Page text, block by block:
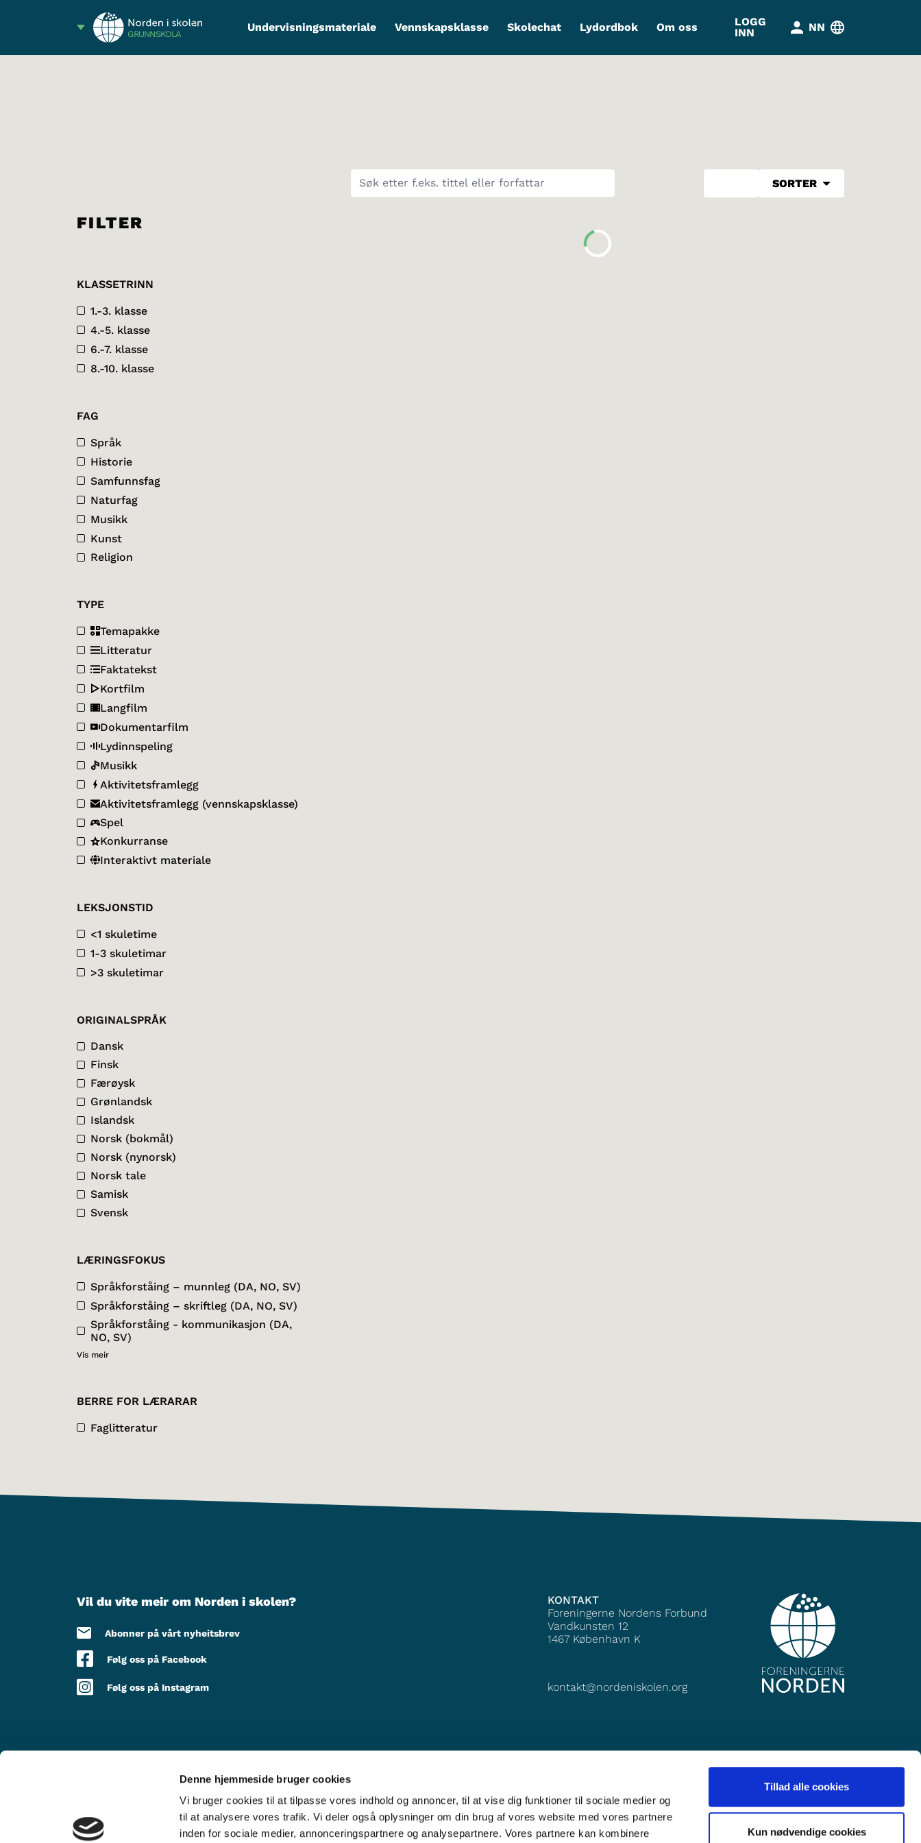
Denne hjemmeside bruger cookies
Vi bruger cookies til at tilpasse vores indhold og annoncer, til at vise dig funktioner til sociale medier og
til at analysere vores trafik. Vi deler også oplysninger om din brug af vores website med vores partnere
inden for sociale medier, annonceringspartnere og analysepartnere. Vores partnere kan kombinere
Tillad alle cookies
Kun nødvendige cookies
GRUNNSKOLA
Undervisningsmateriale Vennskapsklasse Skolechat Lydordbok Om oss
LOGG
INN
NN
FILTER
KLASSETRINN
1.-3. klasse
4.-5. klasse
6.-7. klasse
8.-10. klasse
FAG
Språk
Historie
Samfunnsfag
Naturfag
Musikk
Kunst
Religion
TYPE
Temapakke
Litteratur
Faktatekst
Kortfilm
Langfilm
Dokumentarfilm
Lydinnspeling
Musikk
Aktivitetsframlegg
Aktivitetsframlegg (vennskapsklasse)
Spel
Konkurranse
Interaktivt materiale
LEKSJONSTID
<1 skuletime
1-3 skuletimar
>3 skuletimar
ORIGINALSPRÅK
Dansk
Finsk
Færøysk
Grønlandsk
Islandsk
Norsk (bokmål)
Norsk (nynorsk)
Norsk tale
Samisk
Svensk
LÆRINGSFOKUS
Språkforståing – munnleg (DA, NO, SV)
Språkforståing – skriftleg (DA, NO, SV)
Språkforståing - kommunikasjon (DA,
NO, SV)
Vis meir
BERRE FOR LÆRARAR
Faglitteratur
SORTER
Vil du vite meir om Norden i skolen?
Abonner på vårt nyheitsbrev
Følg oss på Facebook
Følg oss på Instagram
KONTAKT
Foreningerne Nordens Forbund
Vandkunsten 12
1467 København K
kontakt@nordeniskolen.org